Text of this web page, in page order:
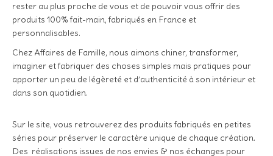
rester au plus proche de vous et de pouvoir vous offrir des
produits 100% fait-main, fabriqués en France et
personnalisables.
Chez Affaires de Famille, nous aimons chiner, transformer,
imaginer et fabriquer des choses simples mais pratiques pour
apporter un peu de légèreté et d’authenticité à son intérieur et
dans son quotidien.
Sur le site, vous retrouverez des produits fabriqués en petites
séries pour préserver le caractère unique de chaque création.
Des réalisations issues de nos envies & nos échanges pour